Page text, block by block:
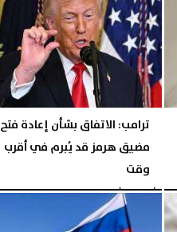
ترامب: الاتفاق بشأن إعادة فتح
مضيق هرمز قد يُبرم في أقرب
وقت
الأربعاء، 5 أغسطس 2026 04:47 مـ